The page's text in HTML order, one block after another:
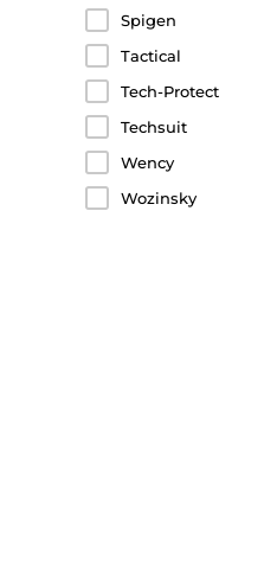
Spigen
Tactical
Tech-Protect
Techsuit
Wency
Wozinsky